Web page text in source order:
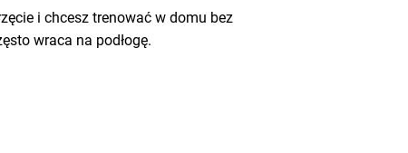
i chcesz trenować w domu bez
wraca na podłogę.